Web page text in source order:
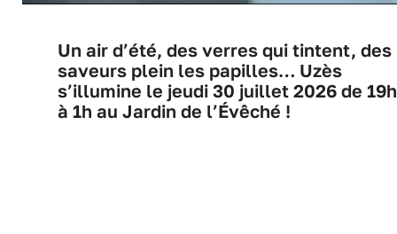
Un air d’été, des verres qui tintent, des
saveurs plein les papilles… Uzès
s’illumine le jeudi 30 juillet 2026 de 19h
à 1h au Jardin de l’Évêché !